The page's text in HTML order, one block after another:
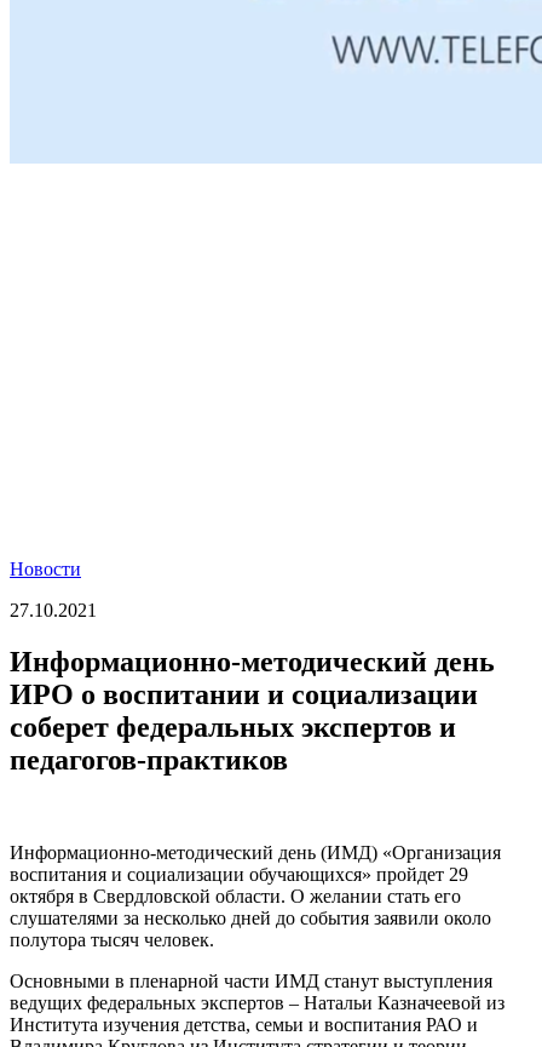
Новости
27.10.2021
Информационно-методический день
ИРО о воспитании и социализации
соберет федеральных экспертов и
педагогов-практиков
Информационно-методический день (ИМД) «Организация
воспитания и социализации обучающихся» пройдет 29
октября в Свердловской области. О желании стать его
слушателями за несколько дней до события заявили около
полутора тысяч человек.
Основными в пленарной части ИМД станут выступления
ведущих федеральных экспертов – Натальи Казначеевой из
Института изучения детства, семьи и воспитания РАО и